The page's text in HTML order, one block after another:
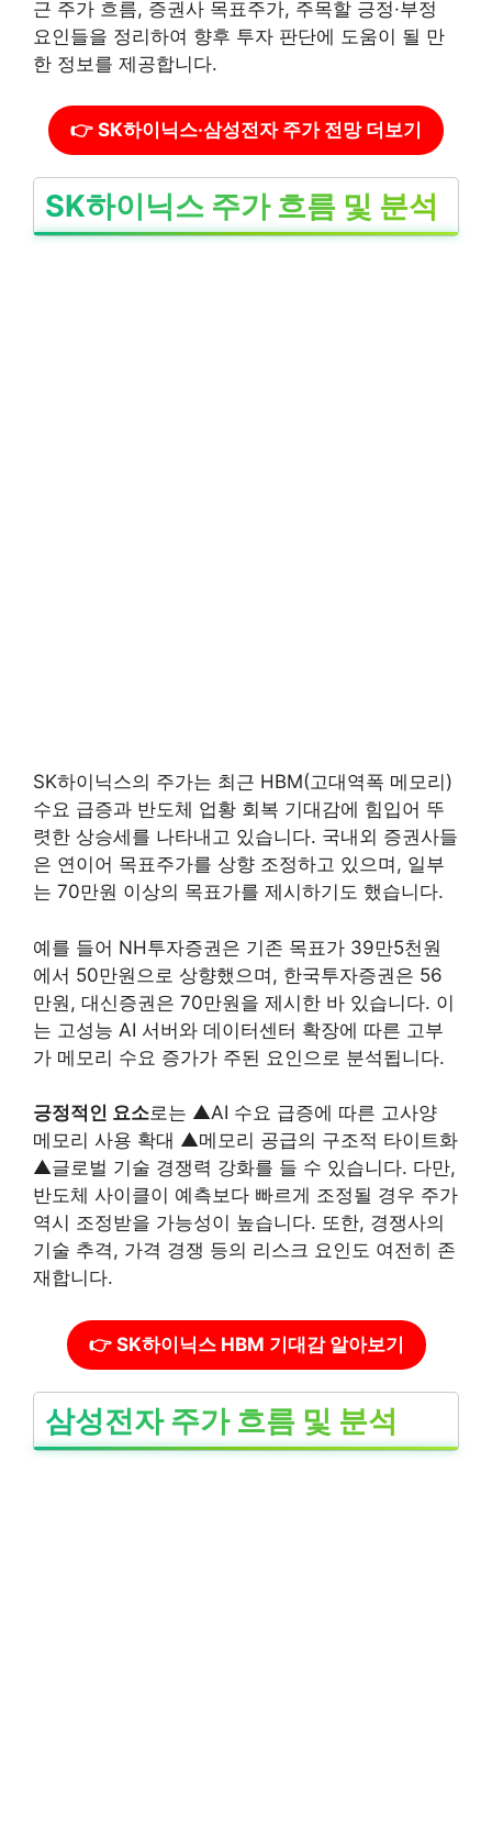
근 주가 흐름, 증권사 목표주가, 주목할 긍정·부정
요인들을 정리하여 향후 투자 판단에 도움이 될 만
한 정보를 제공합니다.
👉 SK하이닉스·삼성전자 주가 전망 더보기
SK하이닉스 주가 흐름 및 분석
SK하이닉스의 주가는 최근 HBM(고대역폭 메모리)
수요 급증과 반도체 업황 회복 기대감에 힘입어 뚜
렷한 상승세를 나타내고 있습니다. 국내외 증권사들
은 연이어 목표주가를 상향 조정하고 있으며, 일부
는 70만원 이상의 목표가를 제시하기도 했습니다.
예를 들어 NH투자증권은 기존 목표가 39만5천원
에서 50만원으로 상향했으며, 한국투자증권은 56
만원, 대신증권은 70만원을 제시한 바 있습니다. 이
는 고성능 AI 서버와 데이터센터 확장에 따른 고부
가 메모리 수요 증가가 주된 요인으로 분석됩니다.
긍정적인 요소로는 ▲AI 수요 급증에 따른 고사양
메모리 사용 확대 ▲메모리 공급의 구조적 타이트화
▲글로벌 기술 경쟁력 강화를 들 수 있습니다. 다만,
반도체 사이클이 예측보다 빠르게 조정될 경우 주가
역시 조정받을 가능성이 높습니다. 또한, 경쟁사의
기술 추격, 가격 경쟁 등의 리스크 요인도 여전히 존
재합니다.
👉 SK하이닉스 HBM 기대감 알아보기
삼성전자 주가 흐름 및 분석